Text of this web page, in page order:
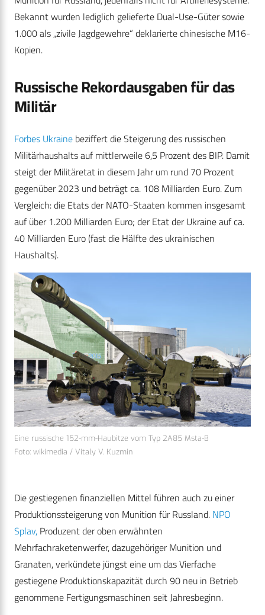
Bekannt wurden lediglich gelieferte Dual-Use-Güter sowie
1.000 als „zivile Jagdgewehre“ deklarierte chinesische M16-
Kopien.
Russische Rekordausgaben für das
Militär
Forbes Ukraine beziffert die Steigerung des russischen
Militärhaushalts auf mittlerweile 6,5 Prozent des BIP. Damit
steigt der Militäretat in diesem Jahr um rund 70 Prozent
gegenüber 2023 und beträgt ca. 108 Milliarden Euro. Zum
Vergleich: die Etats der NATO-Staaten kommen insgesamt
auf über 1.200 Milliarden Euro; der Etat der Ukraine auf ca.
40 Milliarden Euro (fast die Hälfte des ukrainischen
Haushalts).
Eine russische 152-mm-Haubitze vom Typ 2A85 Msta-B
Foto: wikimedia / Vitaly V. Kuzmin
Die gestiegenen finanziellen Mittel führen auch zu einer
Produktionssteigerung von Munition für Russland. NPO
Splav, Produzent der oben erwähnten
Mehrfachraketenwerfer, dazugehöriger Munition und
Granaten, verkündete jüngst eine um das Vierfache
gestiegene Produktionskapazität durch 90 neu in Betrieb
genommene Fertigungsmaschinen seit Jahresbeginn.